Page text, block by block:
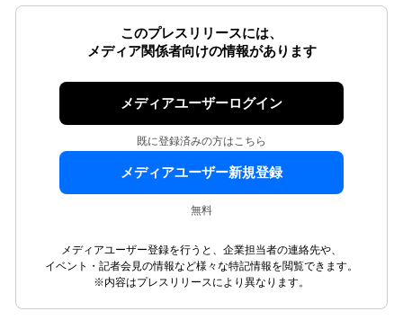
このプレスリリースには、
メディア関係者向けの情報があります
メディアユーザーログイン
既に登録済みの方はこちら
メディアユーザー新規登録
無料
メディアユーザー登録を行うと、企業担当者の連絡先や、
イベント・記者会見の情報など様々な特記情報を閲覧できます。
※内容はプレスリリースにより異なります。